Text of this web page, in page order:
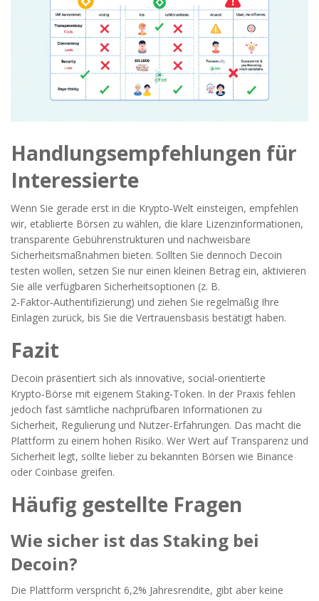
Handlungsempfehlungen für
Interessierte
Wenn Sie gerade erst in die Krypto‑Welt einsteigen, empfehlen
wir, etablierte Börsen zu wählen, die klare Lizenzinformationen,
transparente Gebührenstrukturen und nachweisbare
Sicherheitsmaßnahmen bieten. Sollten Sie dennoch Decoin
testen wollen, setzen Sie nur einen kleinen Betrag ein, aktivieren
Sie alle verfügbaren Sicherheitsoptionen (z. B.
2‑Faktor‑Authentifizierung) und ziehen Sie regelmäßig Ihre
Einlagen zurück, bis Sie die Vertrauensbasis bestätigt haben.
Fazit
Decoin präsentiert sich als innovative, social‑orientierte
Krypto‑Börse mit eigenem Staking‑Token. In der Praxis fehlen
jedoch fast sämtliche nachprüfbaren Informationen zu
Sicherheit, Regulierung und Nutzer‑Erfahrungen. Das macht die
Plattform zu einem hohen Risiko. Wer Wert auf Transparenz und
Sicherheit legt, sollte lieber zu bekannten Börsen wie Binance
oder Coinbase greifen.
Häufig gestellte Fragen
Wie sicher ist das Staking bei
Decoin?
Die Plattform verspricht 6,2% Jahresrendite, gibt aber keine